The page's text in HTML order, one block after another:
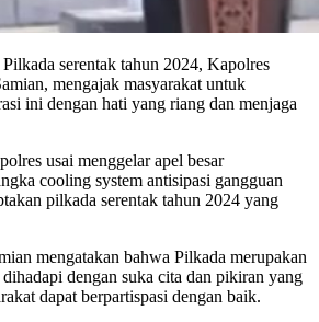
serentak tahun 2024, Kapolres
mengajak masyarakat untuk
ini dengan hati yang riang dan menjaga
usai menggelar apel besar
cooling system antisipasi gangguan
pilkada serentak tahun 2024 yang
mengatakan bahwa Pilkada merupakan
dengan suka cita dan pikiran yang
dapat berpartispasi dengan baik.